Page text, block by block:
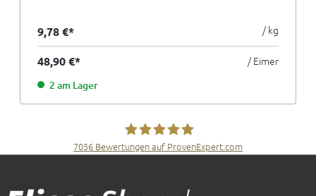
9,78 €* / kg
48,90 €* / Eimer
2 am Lager
7056 Bewertungen auf ProvenExpert.com